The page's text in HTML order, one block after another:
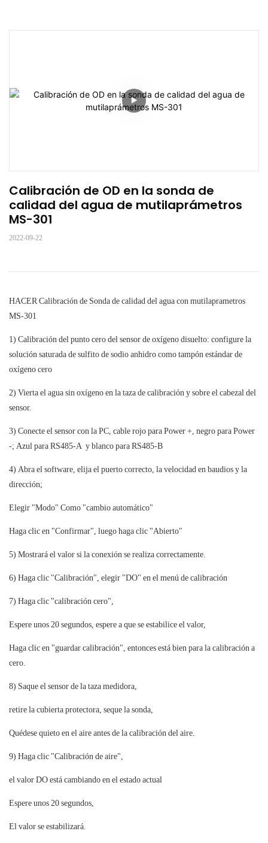
Calibración de OD en la sonda de
calidad del agua de mutilaprámetros
MS-301
2022-09-22
HACER Calibración de Sonda de calidad del agua con mutilaprametros
MS-301
1) Calibración del punto cero del sensor de oxígeno disuelto: configure la
solución saturada de sulfito de sodio anhidro como tampón estándar de
oxígeno cero
2) Vierta el agua sin oxígeno en la taza de calibración y sobre el cabezal del
sensor.
3) Conecte el sensor con la PC, cable rojo para Power +, negro para Power
-; Azul para RS485-A y blanco para RS485-B
4) Abra el software, elija el puerto correcto, la velocidad en baudios y la
dirección;
Elegir "Modo" Como "cambio automático"
Haga clic en "Confirmar", luego haga clic "Abierto"
5) Mostrará el valor si la conexión se realiza correctamente.
6) Haga clic "Calibración", elegir "DO" en el menú de calibración
7) Haga clic "calibración cero",
Espere unos 20 segundos, espere a que se estabilice el valor,
Haga clic en "guardar calibración", entonces está bien para la calibración a
cero.
8) Saque el sensor de la taza medidora,
retire la cubierta protectora, seque la sonda,
Quédese quieto en el aire antes de la calibración del aire.
9) Haga clic "Calibración de aire",
el valor DO está cambiando en el estado actual
Espere unos 20 segundos,
El valor se estabilizará.